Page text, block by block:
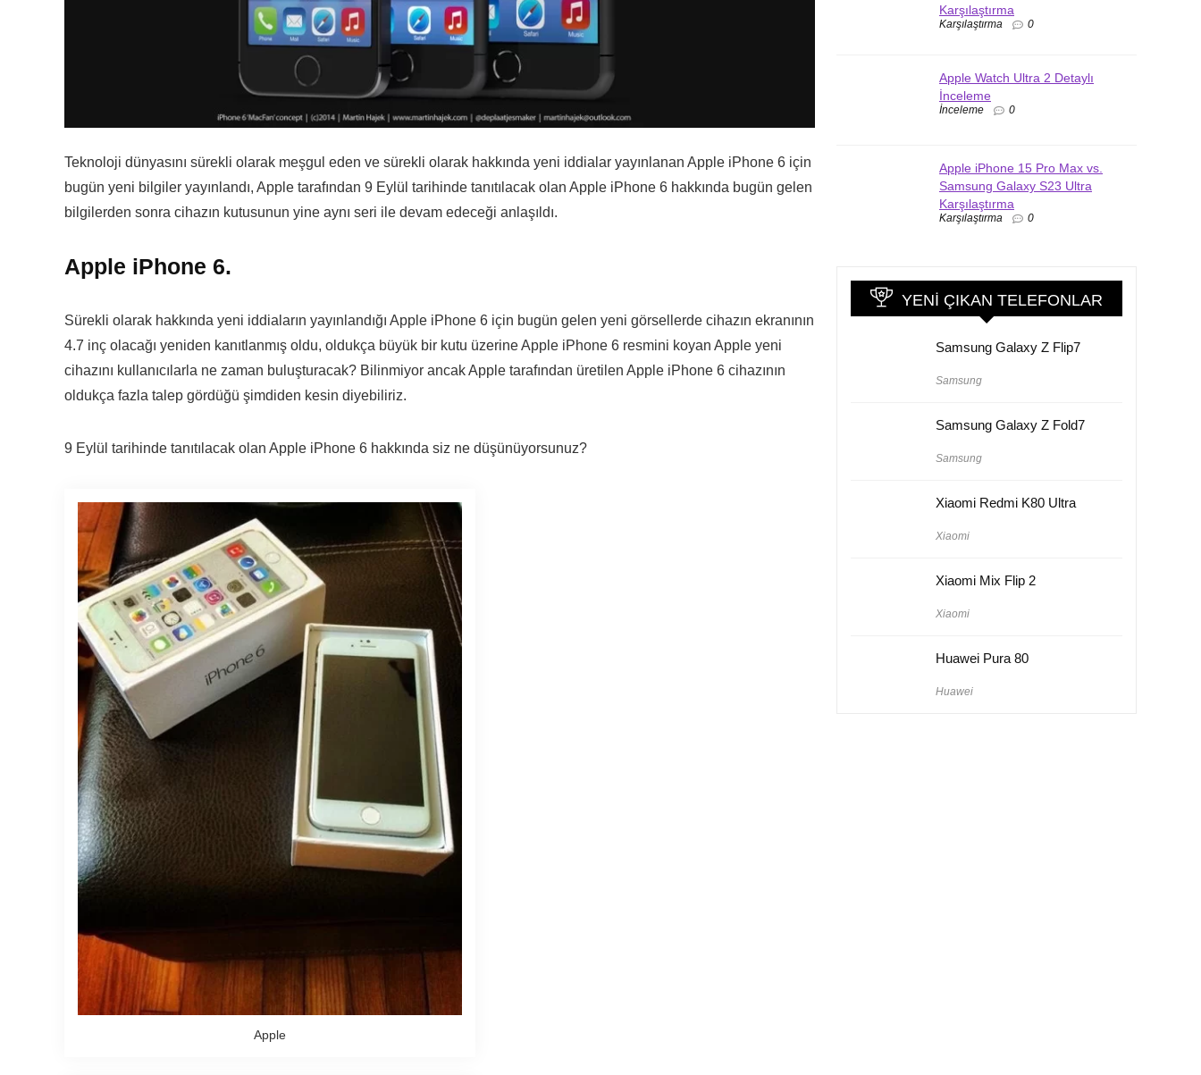
Teknoloji dünyasını sürekli olarak meşgul eden ve sürekli olarak hakkında yeni iddialar yayınlanan Apple iPhone 6 için
bugün yeni bilgiler yayınlandı, Apple tarafından 9 Eylül tarihinde tanıtılacak olan Apple iPhone 6 hakkında bugün gelen
bilgilerden sonra cihazın kutusunun yine aynı seri ile devam edeceği anlaşıldı.
Apple iPhone 6.
Sürekli olarak hakkında yeni iddiaların yayınlandığı Apple iPhone 6 için bugün gelen yeni görsellerde cihazın ekranının
4.7 inç olacağı yeniden kanıtlanmış oldu, oldukça büyük bir kutu üzerine Apple iPhone 6 resmini koyan Apple yeni
cihazını kullanıcılarla ne zaman buluşturacak? Bilinmiyor ancak Apple tarafından üretilen Apple iPhone 6 cihazının
oldukça fazla talep gördüğü şimdiden kesin diyebiliriz.
9 Eylül tarihinde tanıtılacak olan Apple iPhone 6 hakkında siz ne düşünüyorsunuz?
Apple
Karşılaştırma
Karşılaştırma 0
Apple Watch Ultra 2 Detaylı
İnceleme
İnceleme 0
Apple iPhone 15 Pro Max vs.
Samsung Galaxy S23 Ultra
Karşılaştırma
Karşılaştırma 0
YENI ÇIKAN TELEFONLAR
Samsung Galaxy Z Flip7
Samsung
Samsung Galaxy Z Fold7
Samsung
Xiaomi Redmi K80 Ultra
Xiaomi
Xiaomi Mix Flip 2
Xiaomi
Huawei Pura 80
Huawei